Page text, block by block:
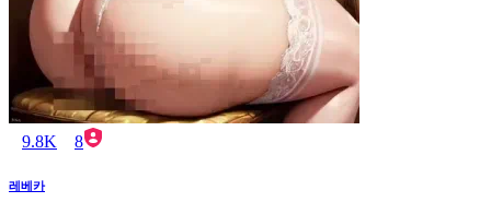
9.8K 8
레베카